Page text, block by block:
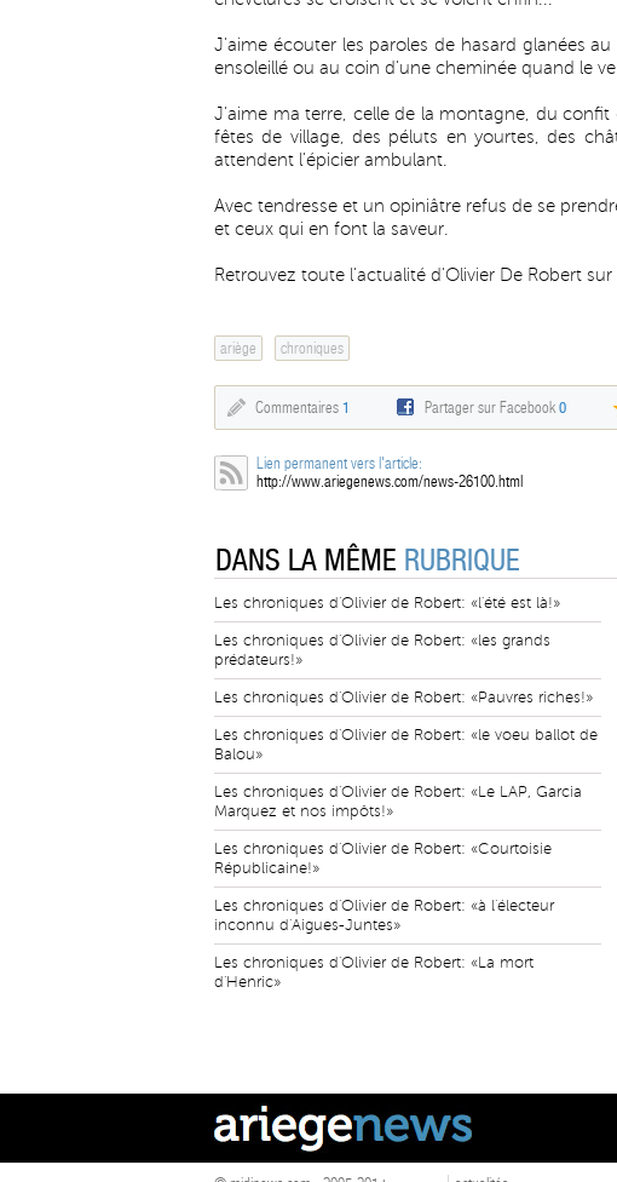
J'aime écouter les paroles de hasard glanées
ensoleillé ou au coin d'une cheminée quand le
J'aime ma terre, celle de la montagne, du
fêtes de village, des péluts en yourtes, des
attendent l'épicier ambulant.
Avec tendresse et un opiniâtre refus de se
et ceux qui en font la saveur.
Retrouvez toute l'actualité d'Olivier De Robert sur
ariège chroniques
Commentaires 1 Partager sur Facebook0
Lien permanent vers l'article:
http://www.ariegenews.com/news-26100.html
DANS LA MÊME RUBRIQUE
Les chroniques d'Olivier de Robert: «l'été est là!»
Les chroniques d'Olivier de Robert: «les grands
prédateurs!»
Les chroniques d'Olivier de Robert: «Pauvres riches!»
Les chroniques d'Olivier de Robert: «le voeu ballot de
Balou»
Les chroniques d'Olivier de Robert: «Le LAP, Garcia
Marquez et nos impôts!»
Les chroniques d'Olivier de Robert: «Courtoisie
Républicaine!»
Les chroniques d'Olivier de Robert: «à l'électeur
inconnu d'Aigues-Juntes»
Les chroniques d'Olivier de Robert: «La mort
d'Henric»